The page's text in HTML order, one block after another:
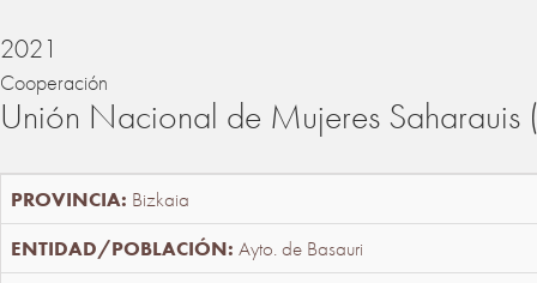
2021
Cooperación
Unión Nacional de Mujeres
Bizkaia
Ayto. de Basauri